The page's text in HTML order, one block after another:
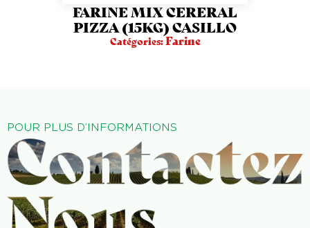
FARINE MIX CERERAL
PIZZA (15KG) CASILLO
Catégories:Farine
POUR PLUS D’INFORMATIONS